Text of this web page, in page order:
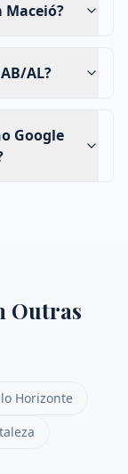
AL?
Google
Outras
Horizonte